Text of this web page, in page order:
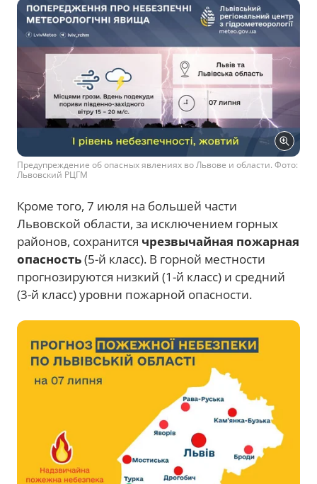
Предупреждение об опасных явлениях во Львове и области. Фото:
Львовский РЦГМ
Кроме того, 7 июля на большей части
Львовской области, за исключением горных
районов, сохранится чрезвычайная пожарная
опасность(5-й класс). В горной местности
прогнозируются низкий (1-й класс) и средний
(3-й класс) уровни пожарной опасности.